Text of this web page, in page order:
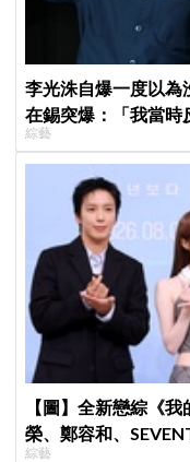
李光洙自爆一度以為
在錫突爆：「我當時
綜藝
【圖】全新戀綜《
榮、鄭容和、
綜藝